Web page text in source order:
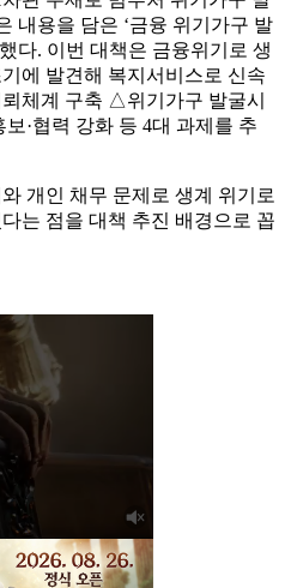
내용을 담은 ‘금융 위기가구 발
다. 이번 대책은 금융위기로 생
에 발견해 복지서비스로 신속
체계 구축 △위기가구 발굴시
·협력 강화 등 4대 과제를 추
개인 채무 문제로 생계 위기로
는 점을 대책 추진 배경으로 꼽